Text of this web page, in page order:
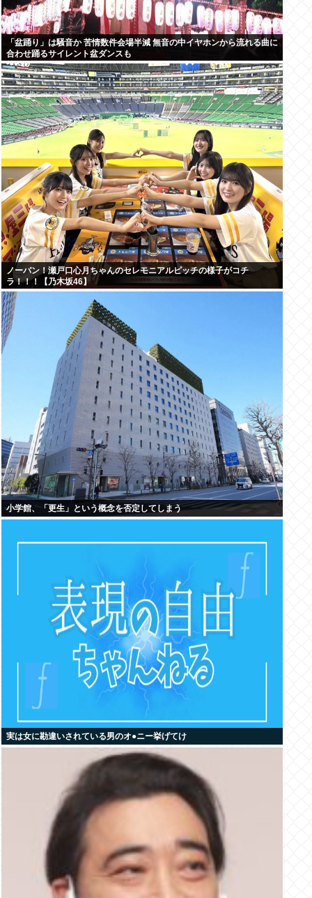
「盆踊り」は騒音か 苦情数件会場半減 無音の中イヤホンから流れる曲に
合わせ踊るサイレント盆ダンスも
ノーバン！瀬戸口心月ちゃんのセレモニアルピッチの様子がコチ
ラ！！！【乃木坂46】
小学館、「更生」という概念を否定してしまう
実は女に勘違いされている男のオ●ニー挙げてけ